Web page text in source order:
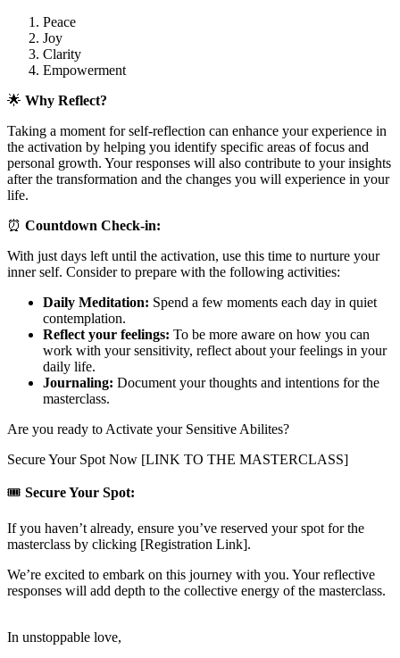
Peace
Joy
Clarity
Empowerment
🌟 Why Reflect?
Taking a moment for self-reflection can enhance your experience in
the activation by helping you identify specific areas of focus and
personal growth. Your responses will also contribute to your insights
after the transformation and the changes you will experience in your
life.
⏰ Countdown Check-in:
With just days left until the activation, use this time to nurture your
inner self. Consider to prepare with the following activities:
Daily Meditation: Spend a few moments each day in quiet
contemplation.
Reflect your feelings: To be more aware on how you can
work with your sensitivity, reflect about your feelings in your
daily life.
Journaling: Document your thoughts and intentions for the
masterclass.
Are you ready to Activate your Sensitive Abilites?
Secure Your Spot Now [LINK TO THE MASTERCLASS]
🎟️ Secure Your Spot:
If you haven’t already, ensure you’ve reserved your spot for the
masterclass by clicking [Registration Link].
We’re excited to embark on this journey with you. Your reflective
responses will add depth to the collective energy of the masterclass.
In unstoppable love,